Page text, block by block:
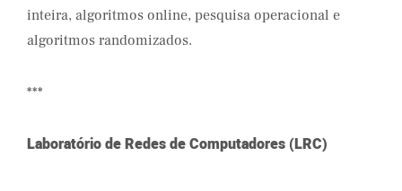
inteira, algoritmos online, pesquisa operacional e
algoritmos randomizados.
***
Laboratório de Redes de Computadores (LRC)